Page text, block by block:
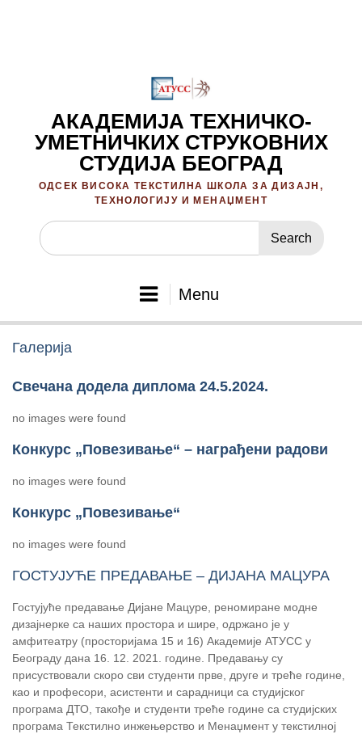
АКАДЕМИЈА ТЕХНИЧКО-
УМЕТНИЧКИХ СТРУКОВНИХ
СТУДИЈА БЕОГРАД
ОДСЕК ВИСОКА ТЕКСТИЛНА ШКОЛА ЗА ДИЗАЈН,
ТЕХНОЛОГИЈУ И МЕНАЏМЕНТ
Search
for:
Menu
Галерија
Свечана додела диплома 24.5.2024.
no images were found
Конкурс „Повезивање“ – награђени радови
no images were found
Конкурс „Повезивање“
no images were found
ГОСТУЈУЋЕ ПРЕДАВАЊЕ – ДИЈАНА МАЦУРА
Гостујуће предавање Дијане Мацуре, реномиране модне
дизајнерке са наших простора и шире, одржано је у
амфитеатру (просторијама 15 и 16) Академије АТУСС у
Београду дана 16. 12. 2021. године. Предавању су
присуствовали скоро сви студенти прве, друге и треће године,
као и професори, асистенти и сарадници са студијског
програма ДТО, такође и студенти треће године са студијских
програма Текстилно инжењерство и Менаџмент у текстилној